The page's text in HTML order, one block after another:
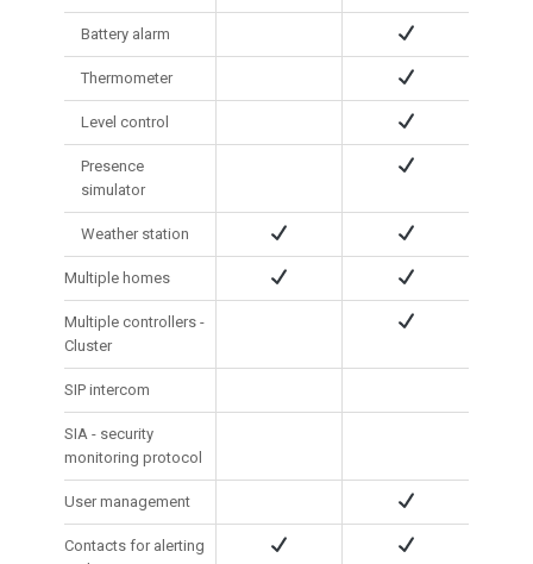
Battery alarm
Thermometer
Level control
Presence
simulator
Weather station
Multiple homes
Multiple controllers -
Cluster
SIP intercom
SIA - security
monitoring protocol
User management
Contacts for alerting